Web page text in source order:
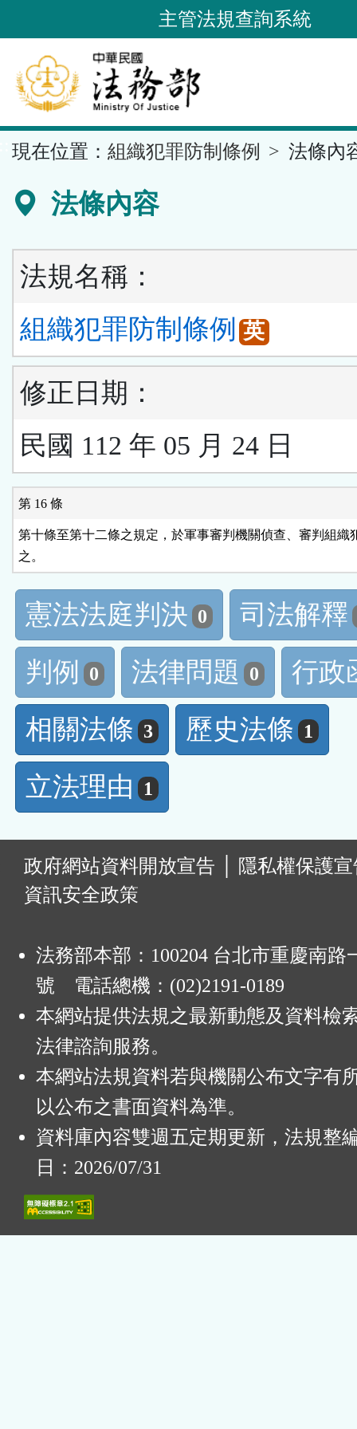
到
要
內
容
區
主管法規查詢系統
現在位置： 組織犯罪防制條例 法條內
法條內容
法規名稱：
組織犯罪防制條例 英
修正日期：
民國 112 年 05 月 24 日
第 16 條
第十條至第十二條之規定，於軍事審判機關偵查、審判組織
之。
憲法法庭判決 0
司法解釋
判例
0 法律問題 0
行政
相關法條 3 歷史法條 1
立法理由 1
政府網站資料開放宣告
隱私權保護
資訊安全政策
法務部本部：100204 台北市重慶南路
號 電話總機：(02)2191-0189
本網站提供法規之最新動態及資料檢
法律諮詢服務。
本網站法規資料若與機關公布文字有
以公布之書面資料為準。
資料庫內容雙週五定期更新，法規整
日：2026/07/31